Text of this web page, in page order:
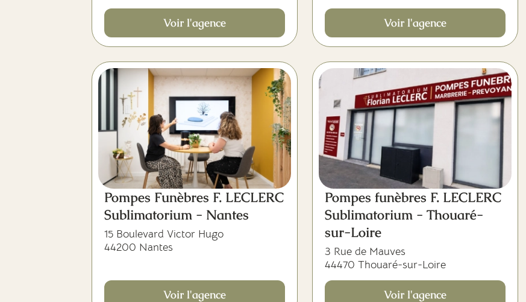
Voir l'agence Voir l'agence
Pompes Funèbres F. LECLERC
Sublimatorium - Nantes
15 Boulevard Victor Hugo
44200 Nantes
Voir l'agence
Pompes funèbres F. LECLERC
Sublimatorium - Thouaré-
sur-Loire
3 Rue de Mauves
44470 Thouaré-sur-Loire
Voir l'agence